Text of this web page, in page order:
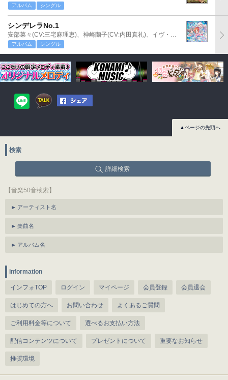
アルバム シングル
シンデレラNo.1
安部菜々(CV:三宅麻理恵)、神崎蘭子(CV:内田真礼)、イヴ・サンタクロース(CV:松永あかね)
アルバム シングル
▲ページの先頭へ
検索
詳細検索
【音楽50音検索】
アーティスト名
楽曲名
アルバム名
information
インフォTOP ログイン マイページ 会員登録 会員退会
はじめての方へ お問い合わせ よくあるご質問
ご利用料金等について 選べるお支払い方法
配信コンテンツについて プレゼントについて 重要なお知らせ
推奨環境